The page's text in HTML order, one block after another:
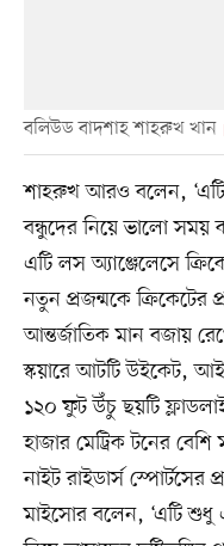
বলিউড বাদশাহ শাহরুখ খান
শাহরুখ আরও বলেন, ‘এটি
বন্ধুদের নিয়ে ভালো সময়
এটি লস অ্যাঞ্জেলেসে
নতুন প্রজন্মকে ক্রিকেটের
আন্তর্জাতিক মান বজায়
স্কয়ারে আটটি উইকেট,
১২০ ফুট উঁচু ছয়টি
হাজার মেট্রিক টনের বেশি
নাইট রাইডার্স স্পোর্টসের
মাইসোর বলেন, ‘এটি শুধু